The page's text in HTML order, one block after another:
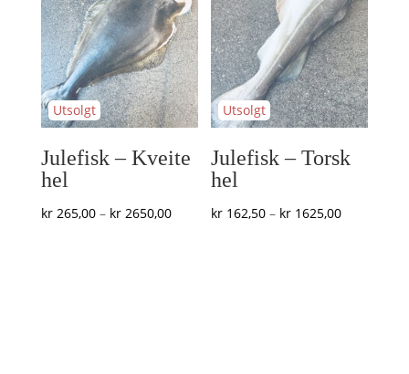
Julefisk – Kveite
hel
kr265,00 – kr2650,00Prisområde:
Julefisk – Torsk
hel
kr 162,50 – kr 1625,00